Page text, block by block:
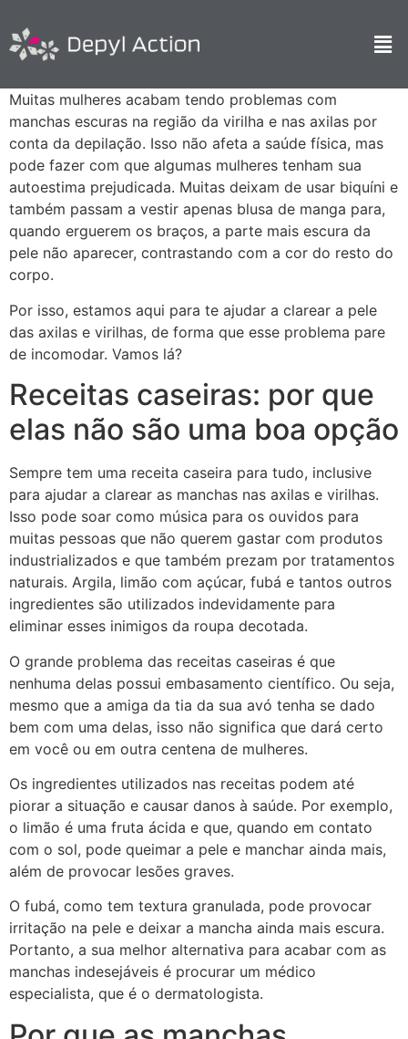
Muitas mulheres acabam tendo problemas com
manchas escuras na região da virilha e nas axilas por
conta da depilação. Isso não afeta a saúde física, mas
pode fazer com que algumas mulheres tenham sua
autoestima prejudicada. Muitas deixam de usar biquíni e
também passam a vestir apenas blusa de manga para,
quando erguerem os braços, a parte mais escura da
pele não aparecer, contrastando com a cor do resto do
corpo.
Por isso, estamos aqui para te ajudar a clarear a pele
das axilas e virilhas, de forma que esse problema pare
de incomodar. Vamos lá?
Receitas caseiras: por que
elas não são uma boa opção
Sempre tem uma receita caseira para tudo, inclusive
para ajudar a clarear as manchas nas axilas e virilhas.
Isso pode soar como música para os ouvidos para
muitas pessoas que não querem gastar com produtos
industrializados e que também prezam por tratamentos
naturais. Argila, limão com açúcar, fubá e tantos outros
ingredientes são utilizados indevidamente para
eliminar esses inimigos da roupa decotada.
O grande problema das receitas caseiras é que
nenhuma delas possui embasamento científico. Ou seja,
mesmo que a amiga da tia da sua avó tenha se dado
bem com uma delas, isso não significa que dará certo
em você ou em outra centena de mulheres.
Os ingredientes utilizados nas receitas podem até
piorar a situação e causar danos à saúde. Por exemplo,
o limão é uma fruta ácida e que, quando em contato
com o sol, pode queimar a pele e manchar ainda mais,
além de provocar lesões graves.
O fubá, como tem textura granulada, pode provocar
irritação na pele e deixar a mancha ainda mais escura.
Portanto, a sua melhor alternativa para acabar com as
manchas indesejáveis é procurar um médico
especialista, que é o dermatologista.